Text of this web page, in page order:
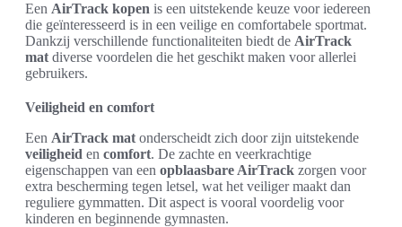
Een AirTrack kopen is een uitstekende keuze voor iedereen
die geïnteresseerd is in een veilige en comfortabele sportmat.
Dankzij verschillende functionaliteiten biedt de AirTrack
mat diverse voordelen die het geschikt maken voor allerlei
gebruikers.
Veiligheid en comfort
Een AirTrack mat onderscheidt zich door zijn uitstekende
veiligheid en comfort. De zachte en veerkrachtige
eigenschappen van een opblaasbare AirTrack zorgen voor
extra bescherming tegen letsel, wat het veiliger maakt dan
reguliere gymmatten. Dit aspect is vooral voordelig voor
kinderen en beginnende gymnasten.